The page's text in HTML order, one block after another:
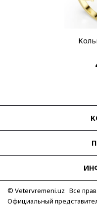
© Vetervremeni.uz Все
Официальный